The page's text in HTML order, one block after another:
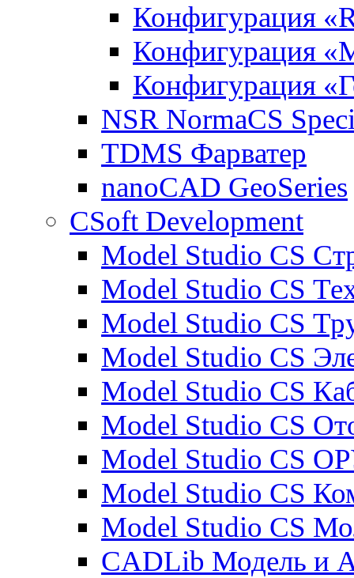
Конфигурация
Конфигурация
Конфигурация
NSR NormaCS
TDMS Фарватер
nanoCAD GeoSeries
CSoft Development
Model Studio CS
Model Studio CS
Model Studio CS
Model Studio CS
Model Studio CS
Model Studio CS
Model Studio CS
Model Studio CS
Model Studio CS
CADLib Модель и